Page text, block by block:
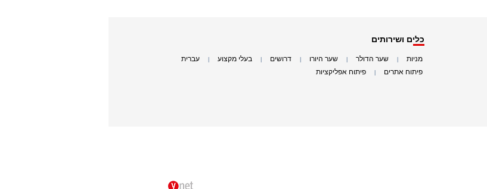
כלים ושירותים
מניות שער הדולר שער היורו דרושים בעלי מקצוע עברית
פיתוח אתרים פיתוח אפליקציות